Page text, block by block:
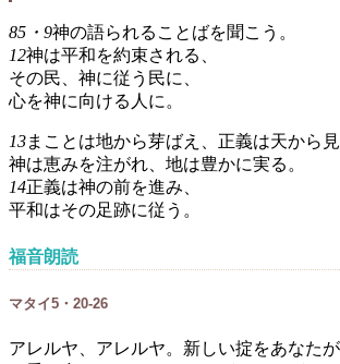
85・9神の語られることばを聞こう。
12神は平和を約束される、
その民、神に従う民に、
心を神に向ける人に。
13まことは地から芽ばえ、正義は天から見
神は恵みを注がれ、地は豊かに実る。
14正義は神の前を進み、
平和はその足跡に従う。
福音朗読
マタイ5・20-26
アレルヤ、アレルヤ。新しい掟をあなた